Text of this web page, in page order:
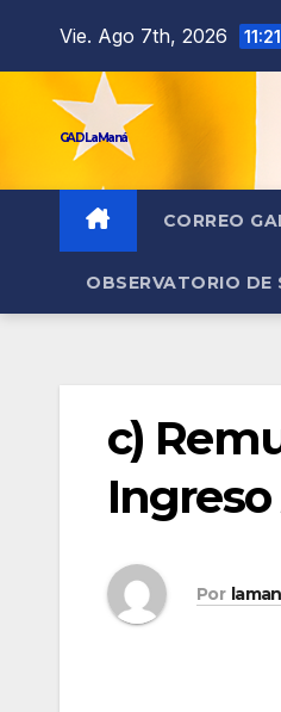
Vie. Ago 7th, 2026
GAD La Maná
CORREO
OBSERVATORIO DE
c)
Por